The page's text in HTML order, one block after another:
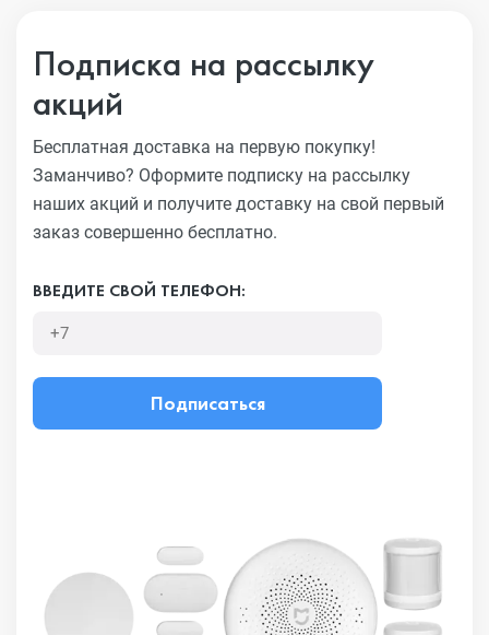
Подписка на рассылку
акций
Бесплатная доставка на первую покупку!
Заманчиво? Оформите подписку на рассылку
наших акций и получите доставку на свой первый
заказ совершенно бесплатно.
ВВЕДИТЕ СВОЙ ТЕЛЕФОН:
Подписаться